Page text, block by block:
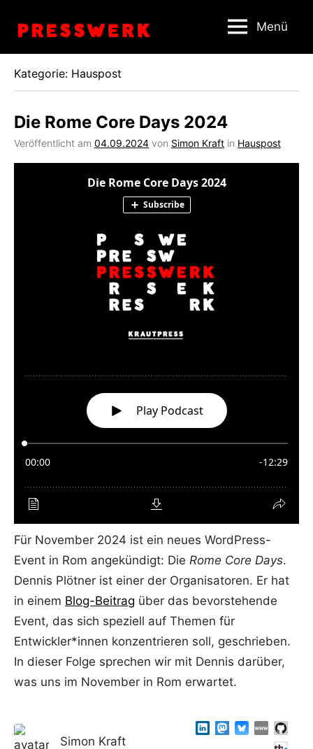
Inhalt
Menü
Kategorie: Hauspost
Die Rome Core Days 2024
Veröffentlicht am 04.09.2024 von Simon Kraft in Hauspost
Für November 2024 ist ein neues WordPress-
Event in Rom angekündigt: Die Rome Core Days.
Dennis Plötner ist einer der Organisatoren. Er hat
in einem Blog-Beitrag über das bevorstehende
Event, das sich speziell auf Themen für
Entwickler*innen konzentrieren soll, geschrieben.
In dieser Folge sprechen wir mit Dennis darüber,
was uns im November in Rom erwartet.
Simon Kraft